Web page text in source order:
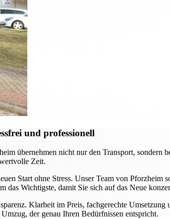
und professionell
übernehmen nicht nur den Transport, sondern
Zeit.
Start ohne Stress. Unser Team von Pforzheim
Wichtigste, damit Sie sich auf das Neue
Klarheit im Preis, fachgerechte
der genau Ihren Bedürfnissen entspricht.